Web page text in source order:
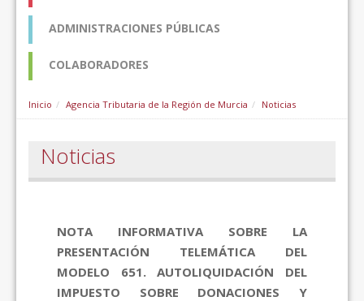
ADMINISTRACIONES PÚBLICAS
COLABORADORES
Inicio Agencia Tributaria de la Región de Murcia Noticias
Noticias
NOTA INFORMATIVA SOBRE LA
PRESENTACIÓN TELEMÁTICA DEL
MODELO 651. AUTOLIQUIDACIÓN DEL
IMPUESTO SOBRE DONACIONES Y